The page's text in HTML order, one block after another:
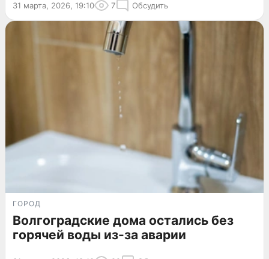
31 марта, 2026, 19:10 7 Обсудить
ГОРОД
Волгоградские дома остались без
горячей воды из-за аварии